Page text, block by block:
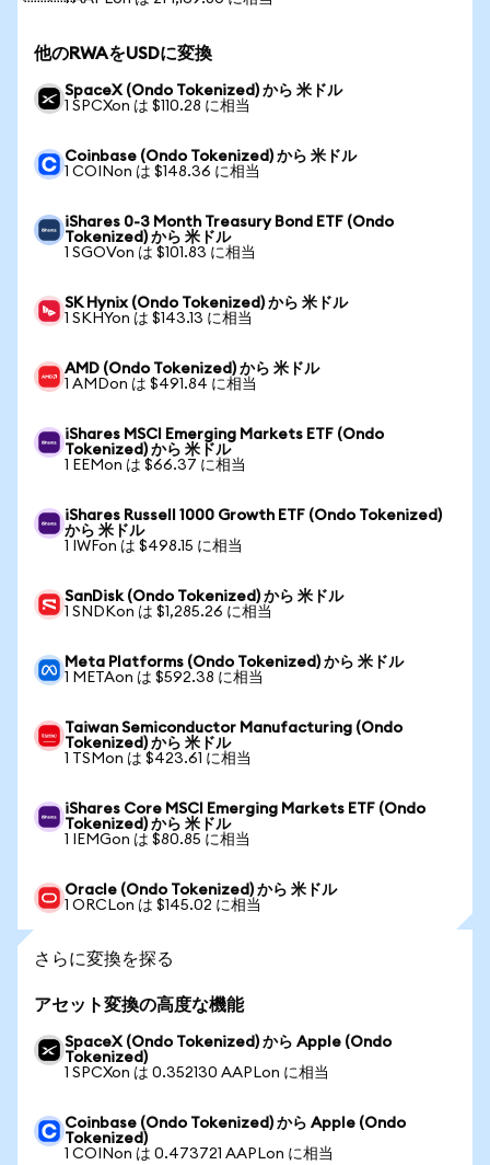
他のRWAをUSDに変換
SpaceX (Ondo Tokenized) から 米ドル
1 SPCXon は $110.28 に相当
Coinbase (Ondo Tokenized) から 米ドル
1 COINon は $148.36 に相当
iShares 0-3 Month Treasury Bond ETF (Ondo
Tokenized) から 米ドル
1 SGOVon は $101.83 に相当
SK Hynix (Ondo Tokenized) から 米ドル
1 SKHYon は $143.13 に相当
AMD (Ondo Tokenized) から 米ドル
1 AMDon は $491.84 に相当
iShares MSCI Emerging Markets ETF (Ondo
Tokenized) から 米ドル
1 EEMon は $66.37 に相当
iShares Russell 1000 Growth ETF (Ondo Tokenized)
から 米ドル
1 IWFon は $498.15 に相当
SanDisk (Ondo Tokenized) から 米ドル
1 SNDKon は $1,285.26 に相当
Meta Platforms (Ondo Tokenized) から 米ドル
1 METAon は $592.38 に相当
Taiwan Semiconductor Manufacturing (Ondo
Tokenized) から 米ドル
1 TSMon は $423.61 に相当
iShares Core MSCI Emerging Markets ETF (Ondo
Tokenized) から 米ドル
1 IEMGon は $80.85 に相当
Oracle (Ondo Tokenized) から 米ドル
1 ORCLon は $145.02 に相当
さらに変換を探る
アセット変換の高度な機能
SpaceX (Ondo Tokenized) から Apple (Ondo
Tokenized)
1 SPCXon は 0.352130 AAPLon に相当
Coinbase (Ondo Tokenized) から Apple (Ondo
Tokenized)
1 COINon は 0.473721 AAPLon に相当